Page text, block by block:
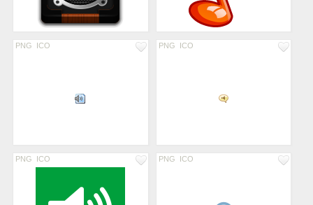
PNG ICO PNG ICO
PNG ICO PNG ICO